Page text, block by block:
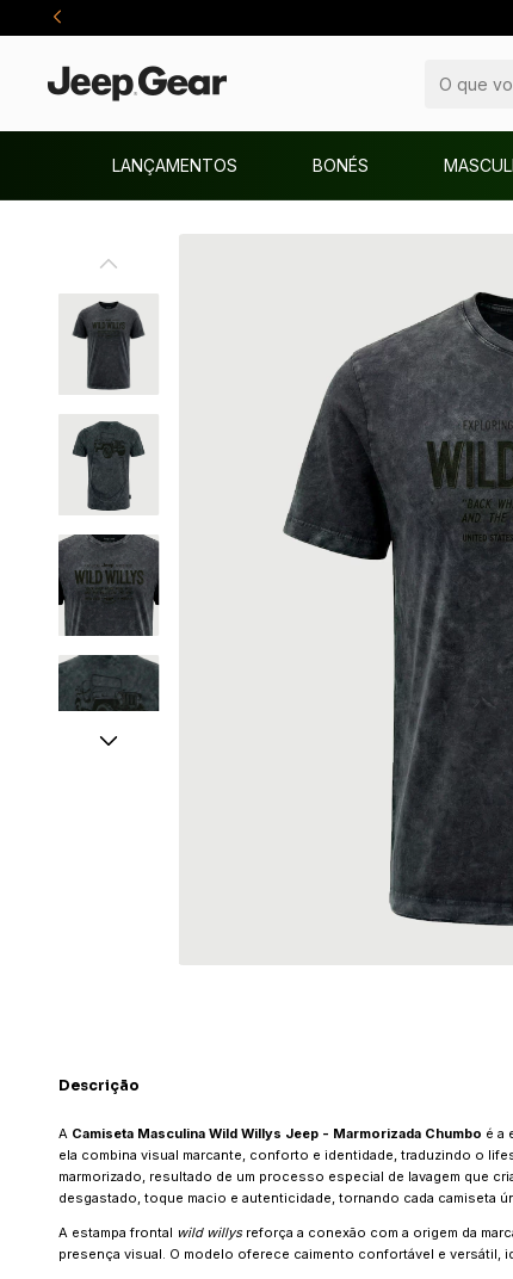
LANÇAMENTOS BONÉS
Descrição
A Camiseta Masculina Wild Willys Jeep - Marmorizada Chumbo é a
ela combina visual marcante, conforto e identidade, traduzindo o
marmorizado, resultado de um processo especial de lavagem que
desgastado, toque macio e autenticidade, tornando cada camiseta
A estampa frontal wild willysreforça a conexão com a origem da
presença visual. O modelo oferece caimento confortável e versátil,